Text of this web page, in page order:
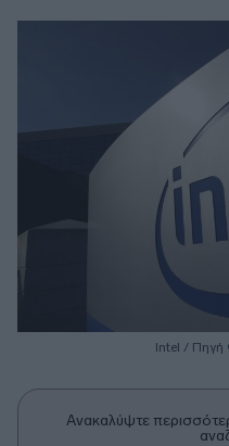
Intel / Πηγή
Ανακαλύψτε